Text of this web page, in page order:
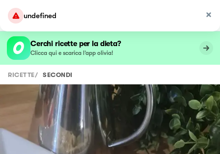
undefined
Cerchi ricette per la dieta?
Clicca qui e scarica l’app olivia!
RICETTE/ SECONDI